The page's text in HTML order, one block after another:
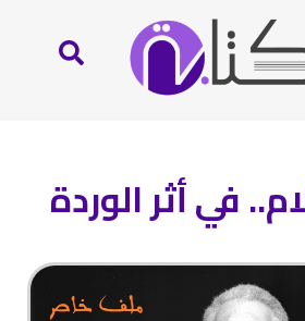
في أثر الوردة